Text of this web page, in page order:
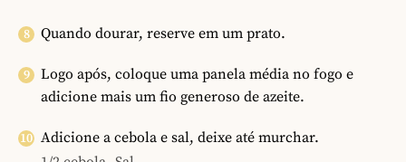
Quando dourar, reserve em um prato.
Logo após, coloque uma panela média no fogo e
adicione mais um fio generoso de azeite.
Adicione a cebola e sal, deixe até murchar.